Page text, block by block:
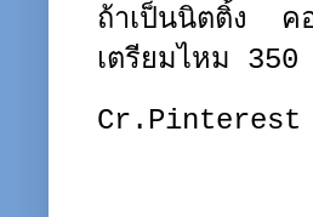
ถ้าเป็นนิตติ้ง ค
เตรียมไหม 350
Cr.Pinterest